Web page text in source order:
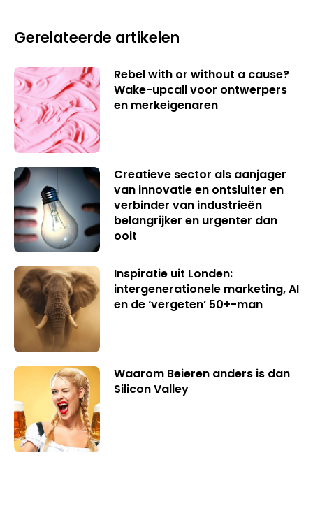
Gerelateerde artikelen
Rebel with or without a cause?
Wake-upcall voor ontwerpers
en merkeigenaren
Creatieve sector als aanjager
van innovatie en ontsluiter en
verbinder van industrieën
belangrijker en urgenter dan
ooit
Inspiratie uit Londen:
intergenerationele marketing, AI
en de ‘vergeten’ 50+-man
Waarom Beieren anders is dan
Silicon Valley